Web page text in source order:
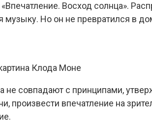
Восход солнца».
музыку. Но он не превратился в
Клода Моне
не совпадают с принципами,
произвести впечатление на